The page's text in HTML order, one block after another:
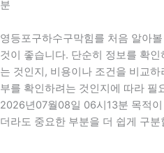
분
영등포구하수구막힘를 처음 알아
것이 좋습니다. 단순히 정보를 확
는 것인지, 비용이나 조건을 비교
부를 확인하려는 것인지에 따라 필
2026년07월08일 06시13분 목적
더라도 중요한 부분을 더 쉽게 구분